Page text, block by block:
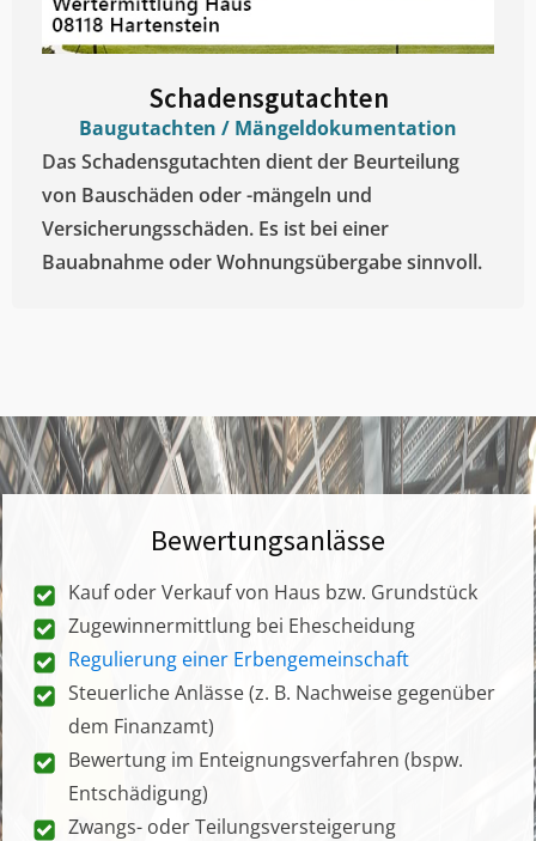
Schadensgutachten
Baugutachten / Mängeldokumentation
Das Schadensgutachten dient der Beurteilung
von Bauschäden oder -mängeln und
Versicherungsschäden. Es ist bei einer
Bauabnahme oder Wohnungsübergabe sinnvoll.
Bewertungsanlässe
Kauf oder Verkauf von Haus bzw. Grundstück
Zugewinnermittlung bei Ehescheidung
Regulierung einer Erbengemeinschaft
Steuerliche Anlässe (z. B. Nachweise gegenüber
dem Finanzamt)
Bewertung im Enteignungsverfahren (bspw.
Entschädigung)
Zwangs- oder Teilungsversteigerung